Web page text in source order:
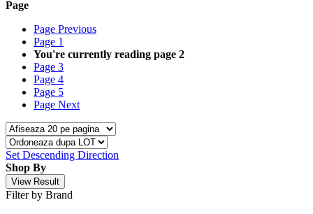
Page
Page Previous
Page 1
You're currently reading page 2
Page 3
Page 4
Page 5
Page Next
Set Descending Direction
Shop By
View Result
Filter by Brand